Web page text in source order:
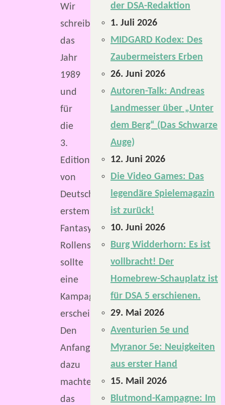
Wir
schreiben
das
Jahr
1989
und
für
die
3.
Edition
von
Deutschlands
erstem
Fantasy-
Rollenspiel
sollte
eine
Kampagne
erscheinen.
Den
Anfang
dazu
machte
das
der DSA-Redaktion
1. Juli 2026
MIDGARD Kodex: Des
Zaubermeisters Erben
26. Juni 2026
Autoren-Talk: Andreas
Landmesser über „Unter
dem Berg“ (Das Schwarze
Auge)
12. Juni 2026
Die Video Games: Das
legendäre Spielemagazin
ist zurück!
10. Juni 2026
Burg Widderhorn: Es ist
vollbracht! Der
Homebrew-Schauplatz ist
für DSA 5 erschienen.
29. Mai 2026
Aventurien 5e und
Myranor 5e: Neuigkeiten
aus erster Hand
15. Mail 2026
Blutmond-Kampagne: Im